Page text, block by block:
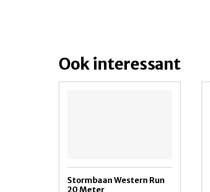
Ook interessant
Stormbaan Western Run
20 Meter